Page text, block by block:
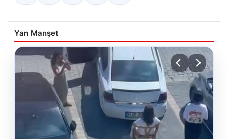
Yan Manşet